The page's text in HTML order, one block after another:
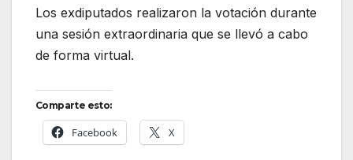
Los exdiputados realizaron la votación durante
una sesión extraordinaria que se llevó a cabo
de forma virtual.
Comparte esto:
Facebook X